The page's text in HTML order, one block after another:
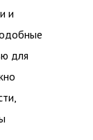
и
для